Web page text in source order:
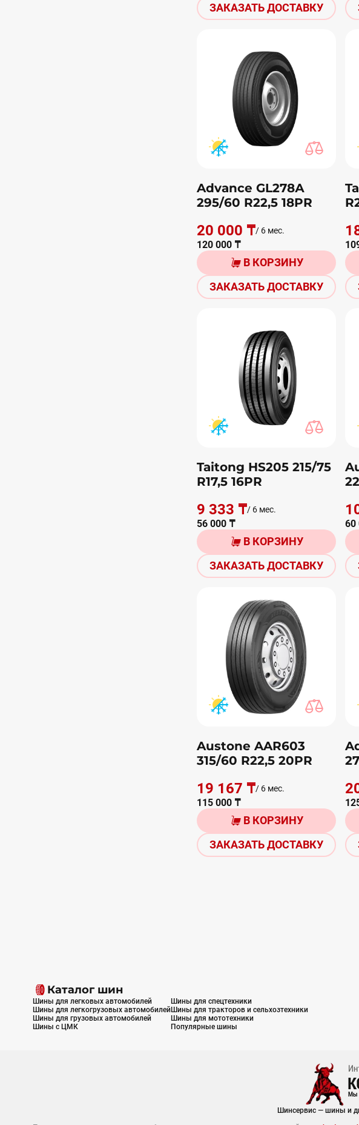
ЗАКАЗАТЬ ДОСТАВКУ
Advance GL278А
295/60 R22,5 18PR
20 000 ₸/ 6 мес.
120 000 ₸
В КОРЗИНУ
ЗАКАЗАТЬ ДОСТАВКУ
Taitong HS205 215/75
R17,5 16PR
9 333 ₸/ 6 мес.
56 000 ₸
В КОРЗИНУ
ЗАКАЗАТЬ ДОСТАВКУ
60
Austone AAR603
315/60 R22,5 20PR
19 167 ₸/ 6 мес.
115 000 ₸
В КОРЗИНУ
ЗАКАЗАТЬ ДОСТАВКУ
Каталог шин
Шины для легковых автомобилей
Шины для легкогрузовых автомобилей
Шины для грузовых автомобилей
Шины с ЦМК
Шины для спецтехники
Шины для тракторов и сельхозтехники
Шины для мототехники
Популярные шины
Шинсервис — шины и